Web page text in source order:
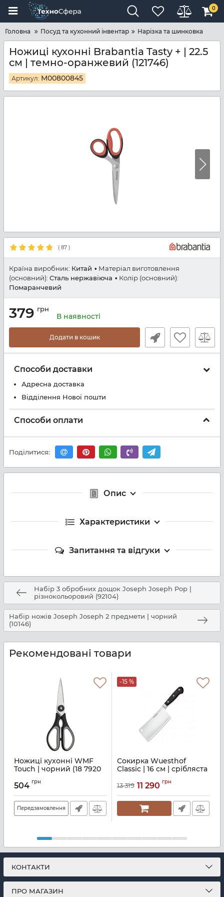
0
Головна Посуд та кухонний інвентар Нарізка та шинковка
Ножиці кухонні Brabantia Tasty + | 22.5
см | темно-оранжевий (121746)
Артикул: M00800845
( 87 )
Країна виробник: Китай
Матеріал виготовлення
(основний): Сталь нержавіюча
Колір (основний):
Помаранчевий
379 грн
В наявності
Додати в кошик
Способи доставки
Адресна доставка
Відділення Нової пошти
Способи оплати
Поділитися:
Опис
Характеристики
Запитання та відгуки
Набір 3 обробних дощок Joseph Joseph Pop |
різнокольоровий (92104)
Набір ножів Joseph Joseph 2 предмети | чорний
(10146)
Рекомендовані товари
Ножиці кухонні WMF
Touch | чорний (18 7920
Артикул:
504 грн
Передзамовлення
-15 %
Сокирка Wuesthof
Classic | 16 см | срібляста
Артикул: M01600358
13 319 11 290 грн
КОНТАКТИ
ПРО МАГАЗИН